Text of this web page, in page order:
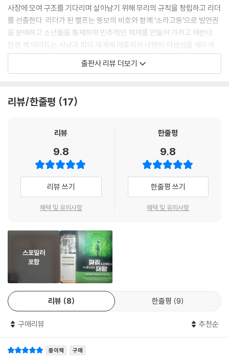
이 머리를 야수에게 선물로 바치노라.
--- p.222
이 섬에서 우리는 재밌게 놀 거다!
--- p.262
주하는 말을 따라잡을까? 그는 모든 상처와 허기와 갈증을 잊어버렸다. 그
저 두려움에 쫓겨… 희망 없는 두려움으로, 날듯이 뛸 뿐이었다.
--- pp.313~314
사장에 모여 구조를 기다리며 살아남기 위해 무리의 규칙을 정립하고 리더
를 선출한다. 리더가 된 랠프는 뚱보의 비호와 함께 ‘소라고둥’으로 발언권
을 분배하고 소년들을 통제하며 민주적인 체제를 만들어 가려고 애쓴다.
한편 잭 메리듀는 사냥과 피의 세계에 매혹되어 내면의 야생성을 깨우게
되고 랠프와 대립한다. 그러던 어느 날, 낯설고 무서운 미지의 존재를 조우
한 후 그들의 모험은 예상치 못한 방향으로 흐른다.
가다가 갈등을 초래하는 과정을 통해 “우리가 공들여 이룩해 낸 문명의 질
지식인을 대표하는 뚱보, 생존 본능에 의해 움직이는 잭, 대중과 영합하지
사회의 축소판이라 할 수 있다. 예상하지 못한 ‘파리대왕’의 음험한 기운이
늘 등뒤에 도사리고 있는 극한 상황 속에서 각자의 신념대로 내린 선택이
모여 치명적인 결말을 향해 내달린다. 작품은 『로빈슨 크루소』, 『보물섬』,
『허클베리 핀의 모험』등으로 대표되는 모험 소설의 교훈적 우화에서 벗어
나 디스토피아의 위험이 도사리는 미래를 언제나 직시해야 한다는 현실적
험한 윌리엄 골딩의 날카로운 문제의식은 70년이 지난 지금의 우리에게
도 여전히 유효하다.
우리가 ‘적’이라고 믿는 것들을 없앨 수도, 피할 수도, 설득할 수도 없다면,
우리는 과연 무엇을 할 수 있을까. 『파리대왕』은 바로 그것, 우리의 할 일을
생각해 보기를 요청한다. 이곳이 아직 안전한 장소일 때, 정말로 진지하게
위기를 성찰해야 한다고 경종을 울리는 것이다. 우리는 암흑의 절벽 아래
서)
■ 무인도, 디스토피아, 어른 없는 세상.
출판사 리뷰 더보기
리뷰/한줄평 17
리뷰
9.8
리뷰 쓰기
혜택 및 유의사항
한줄평
9.8
한줄평 쓰기
혜택 및 유의사항
스포일러
포함
리뷰 8 한줄평 9
구매리뷰 추천순
종이책 구매